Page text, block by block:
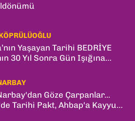
Yaşayan Tarihi BEDRİYE
30 Yıl Sonra Gün Işığına
Göze Çarpanlar...
Tarihi Pakt, Ahbap'a Kayyum